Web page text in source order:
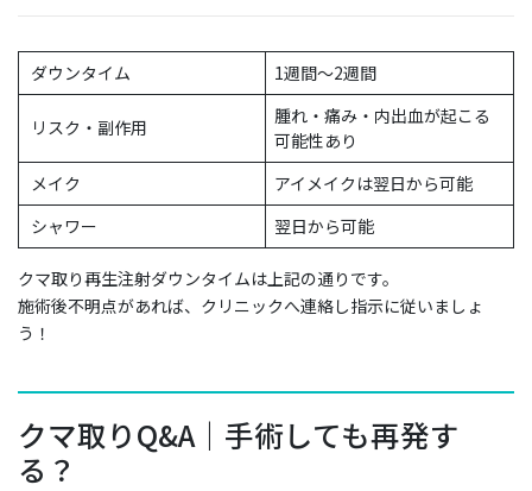
ダウンタイム 1週間～2週間
リスク・副作用
腫れ・痛み・内出血が起こる
可能性あり
メイク
アイメイクは翌日から可能
シャワー
翌日から可能
クマ取り再生注射ダウンタイムは上記の通りです。
施術後不明点があれば、 クリニックへ連絡し指示に従いましょ
う ！
クマ取りQ&A｜手術しても再発す
る？